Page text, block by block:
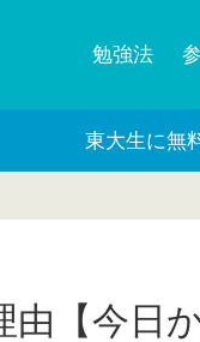
勉強法
東大生に無
【今日